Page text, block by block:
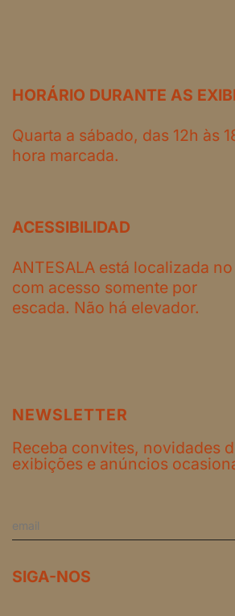
HORÁRIO DURANTE AS
Quarta a sábado, das 12h às
hora marcada.
ACESSIBILIDAD
ANTESALA está localizada
com acesso somente por
escada. Não há elevador.
NEWSLETTER
Receba convites, novidades
exibições e anúncios
SIGA-NOS